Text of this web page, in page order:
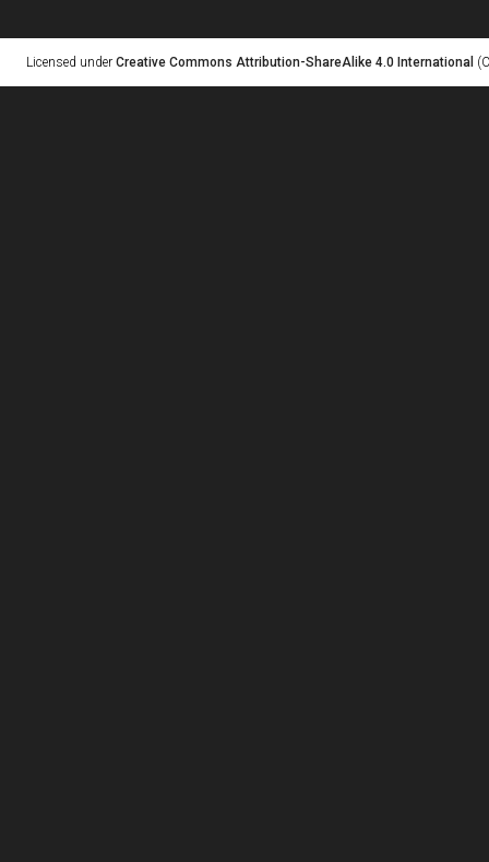
Licensed under Creative Commons Attribution-ShareAlike 4.0 International